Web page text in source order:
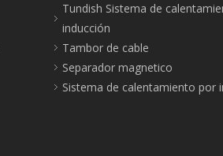
Tundish Sistema de
inducción
Tambor de cable
Separador magnetico
Sistema de calentamiento por